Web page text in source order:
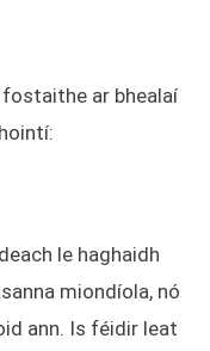
ar bhealaí
le haghaidh
miondíola, nó
ann. Is féidir leat